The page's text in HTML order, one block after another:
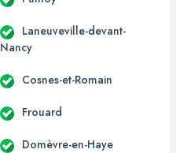
Laneuveville-devant-
Nancy
Cosnes-et-Romain
Frouard
Domèvre-en-Haye